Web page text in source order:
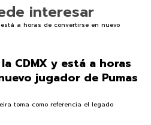
interesar
CDMX y está a horas
jugador de Pumas